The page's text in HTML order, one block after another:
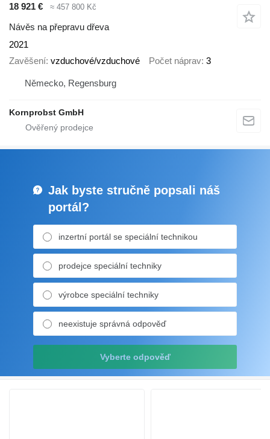
18 921 €
≈ 457 800 Kč
Návěs na přepravu dřeva
2021
Zavěšení vzduchové/vzduchové Počet náprav 3
Německo, Regensburg
Kornprobst GmbH
Jak byste stručně popsali náš
portál?
inzertní portál se speciální technikou
prodejce speciální techniky
výrobce speciální techniky
neexistuje správná odpověď
Vyberte odpověď